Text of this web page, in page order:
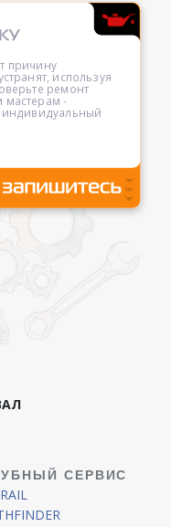
причину
используя
ремонт
мастерам -
индивидуальный
СЕРВИС